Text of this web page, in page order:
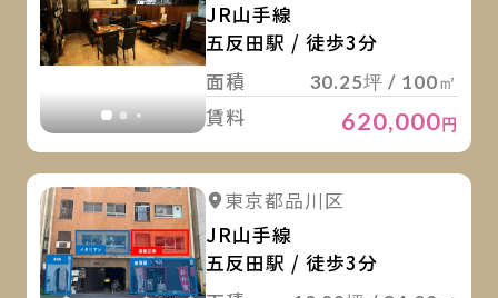
JR山手線
五反田駅 / 徒歩3分
面積
30.25坪 / 100㎡
賃料 620,000円
詳細を見る
東京都品川区
JR山手線
五反田駅 / 徒歩3分